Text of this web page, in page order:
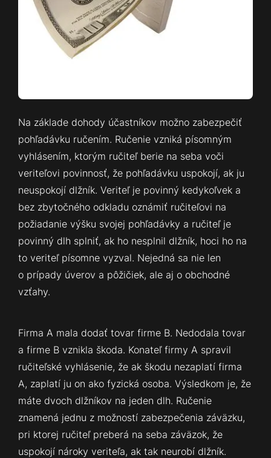
Na základe dohody účastníkov možno zabezpečiť
pohľadávku ručením. Ručenie vzniká písomným
vyhlásením, ktorým ručiteľ berie na seba voči
veriteľovi povinnosť, že pohľadávku uspokojí, ak ju
neuspokojí dlžník. Veriteľ je povinný kedykoľvek a
bez zbytočného odkladu oznámiť ručiteľovi na
požiadanie výšku svojej pohľadávky a ručiteľ je
povinný dlh splniť, ak ho nesplnil dlžník, hoci ho na
to veriteľ písomne vyzval. Nejedná sa nie len
o prípady úverov a pôžičiek, ale aj o obchodné
vzťahy.
Firma A mala dodať tovar firme B. Nedodala tovar
a firme B vznikla škoda. Konateľ firmy A spravil
ručiteľské vyhlásenie, že ak škodu nezaplatí firma
A, zaplatí ju on ako fyzická osoba. Výsledkom je, že
máte dvoch dlžníkov na jeden dlh. Ručenie
znamená jednu z možností zabezpečenia záväzku,
pri ktorej ručiteľ preberá na seba záväzok, že
uspokojí nároky veriteľa, ak tak neurobí dlžník.